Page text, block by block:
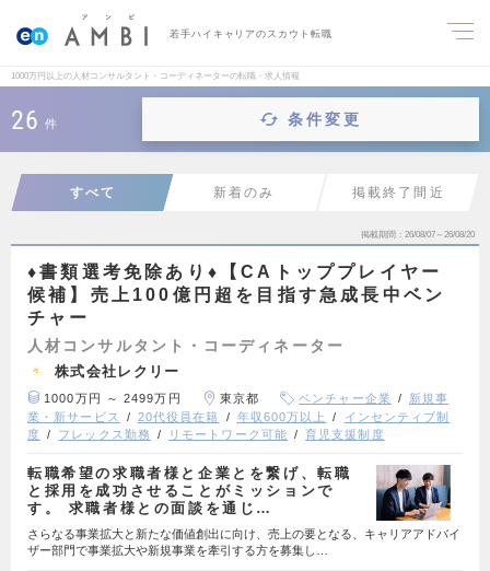
若手ハイキャリアのスカウト転職
1000万円以上の人材コンサルタント・コーディネーターの転職・求人情報
26 件 条件変更
すべて 新着のみ 掲載終了間近
掲載期間 26/08/07～26/08/20
♦︎書類選考免除あり♦︎【CAトッププレイヤー
候補】売上100億円超を目指す急成長中ベン
チャー
人材コンサルタント・コーディネーター
株式会社レクリー
1000万円 ～ 2499万円 東京都 ベンチャー企業
新規事
業・新サービス
20代役員在籍 年収600万以上
インセンティブ制
度
フレックス勤務 リモートワーク可能 育児支援制度
転職希望の求職者様と企業とを繋げ、転職
と採用を成功させることがミッションで
す。 求職者様との面談を通じ…
さらなる事業拡大と新たな価値創出に向け、売上の要となる、キャリアアドバイ
ザー部門で事業拡大や新規事業を牽引する方を募集し…